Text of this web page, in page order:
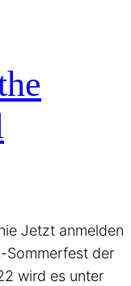
Jetzt anmelden
Sommerfest der
wird es unter